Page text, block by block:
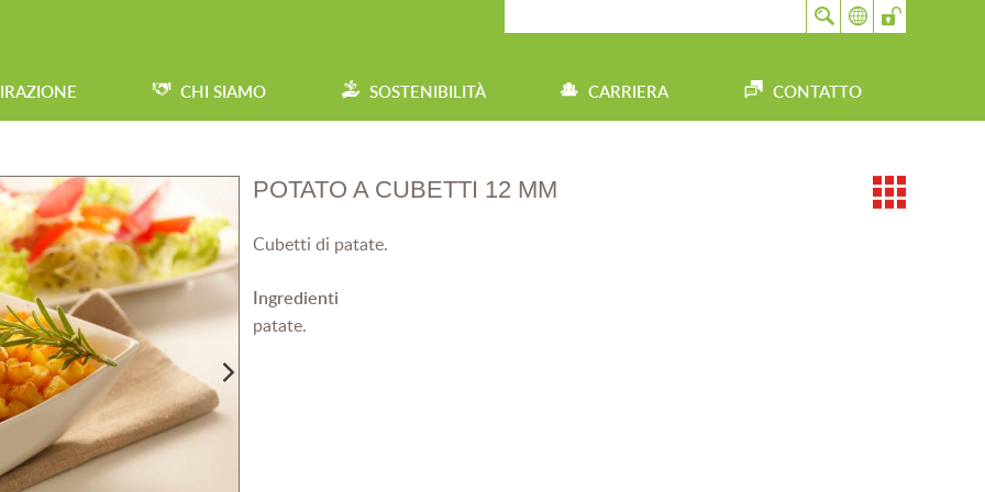
CHI SIAMO SOSTENIBILITÀ CARRIERA CONTATTO
POTATO A CUBETTI 12 MM
Cubetti di patate.
Ingredienti
patate.